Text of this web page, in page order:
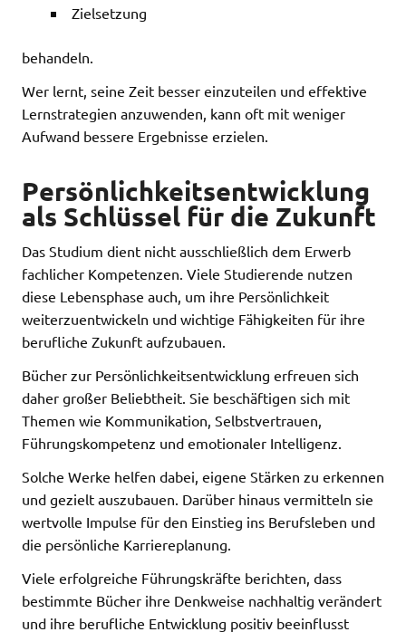
Zielsetzung
behandeln.
Wer lernt, seine Zeit besser einzuteilen und effektive
Lernstrategien anzuwenden, kann oft mit weniger
Aufwand bessere Ergebnisse erzielen.
Persönlichkeitsentwicklung
als Schlüssel für die Zukunft
Das Studium dient nicht ausschließlich dem Erwerb
fachlicher Kompetenzen. Viele Studierende nutzen
diese Lebensphase auch, um ihre Persönlichkeit
weiterzuentwickeln und wichtige Fähigkeiten für ihre
berufliche Zukunft aufzubauen.
Bücher zur Persönlichkeitsentwicklung erfreuen sich
daher großer Beliebtheit. Sie beschäftigen sich mit
Themen wie Kommunikation, Selbstvertrauen,
Führungskompetenz und emotionaler Intelligenz.
Solche Werke helfen dabei, eigene Stärken zu erkennen
und gezielt auszubauen. Darüber hinaus vermitteln sie
wertvolle Impulse für den Einstieg ins Berufsleben und
die persönliche Karriereplanung.
Viele erfolgreiche Führungskräfte berichten, dass
bestimmte Bücher ihre Denkweise nachhaltig verändert
und ihre berufliche Entwicklung positiv beeinflusst